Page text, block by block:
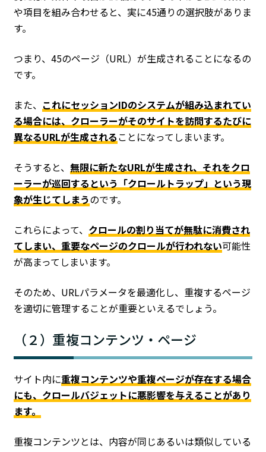
や項目を組み合わせると、実に45通りの選択肢がありま
す。
つまり、45のページ（URL）が生成されることになるの
です。
また、 これにセッションIDのシステムが組み込まれてい
る場合には、クローラーがそのサイトを訪問するたびに
異なるURLが生成されることになってしまいます。
そうすると、 無限に新たなURLが生成され、それをクロ
ーラーが巡回するという「クロールトラップ」という現
象が生じてしまうのです。
これらによって、 クロールの割り当てが無駄に消費され
てしまい、重要なページのクロールが行われない可能性
が高まってしまいます。
そのため、URLパラメータを最適化し、重複するページ
を適切に管理することが重要といえるでしょう。
（２）重複コンテンツ・ページ
サイト内に重複コンテンツや重複ページが存在する場合
にも、クロールバジェットに悪影響を与えることがあり
ます。
重複コンテンツとは、内容が同じあるいは類似している